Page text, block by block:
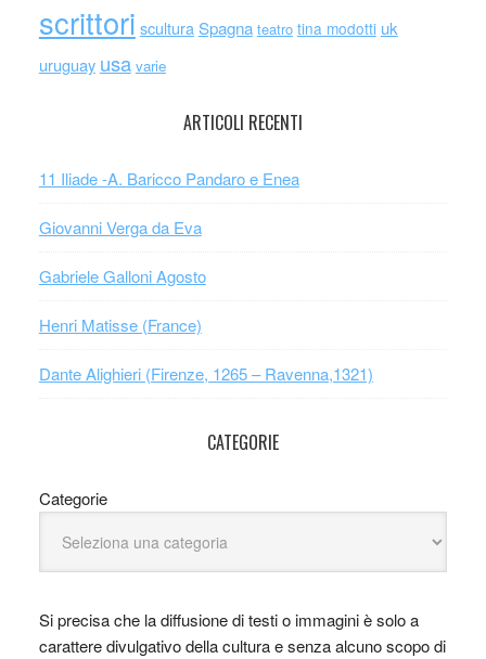
scrittori scultura Spagna teatro tina modotti uk
uruguay usa varie
ARTICOLI RECENTI
11 Iliade -A. Baricco Pandaro e Enea
Giovanni Verga da Eva
Gabriele Galloni Agosto
Henri Matisse (France)
Dante Alighieri (Firenze, 1265 – Ravenna,1321)
CATEGORIE
Categorie
Si precisa che la diffusione di testi o immagini è solo a
carattere divulgativo della cultura e senza alcuno scopo di